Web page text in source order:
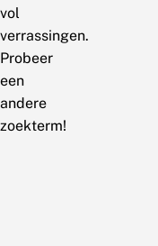
vol
verrassingen.
Probeer
een
andere
zoekterm!